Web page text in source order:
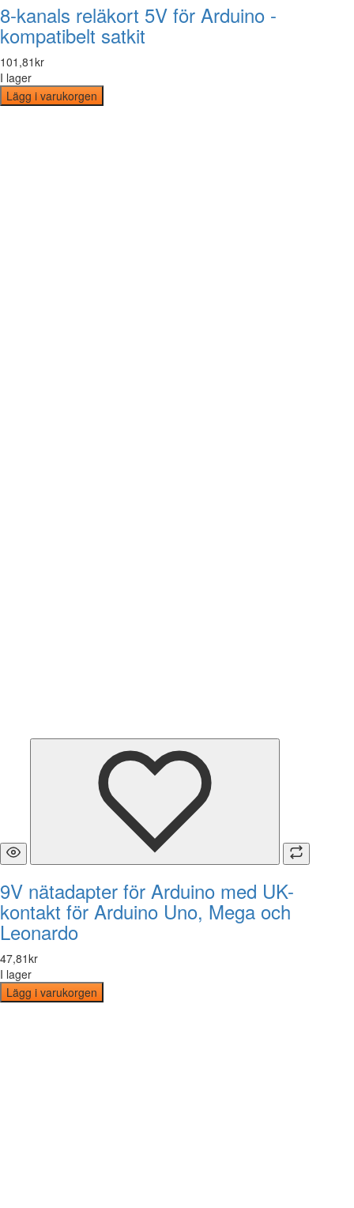
8-kanals reläkort 5V för Arduino -
kompatibelt satkit
101 ,81kr
I lager
Lägg i varukorgen
9V nätadapter för Arduino med UK-
kontakt för Arduino Uno, Mega och
Leonardo
47,81kr
I lager
Lägg i varukorgen